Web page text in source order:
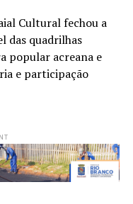
Cultural fechou a
das quadrilhas
popular acreana e
e participação